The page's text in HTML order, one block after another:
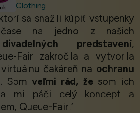
Clothing
sa snažili kúpiť vstupenky
na jedno z našich
predstavení,
Fair zakročila a vytvorila
virtuálnu čakáreň na ochranu
Somveľmi rád, že som ich
mi páči celý koncept a
Queue-Fair!’